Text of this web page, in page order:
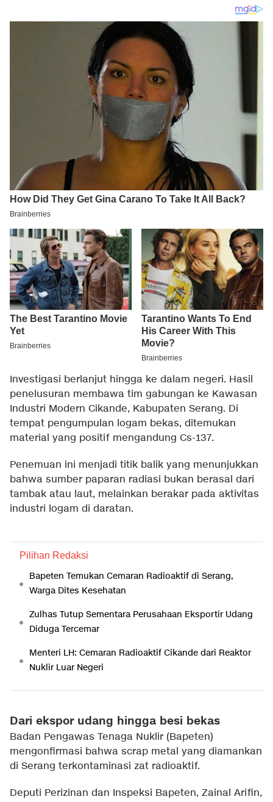
Investigasi berlanjut hingga ke dalam negeri. Hasil
penelusuran membawa tim gabungan ke Kawasan
Industri Modern Cikande, Kabupaten Serang. Di
tempat pengumpulan logam bekas, ditemukan
material yang positif mengandung Cs-137.
Penemuan ini menjadi titik balik yang menunjukkan
bahwa sumber paparan radiasi bukan berasal dari
tambak atau laut, melainkan berakar pada aktivitas
industri logam di daratan.
Pilihan Redaksi
Bapeten Temukan Cemaran Radioaktif di Serang,
Warga Dites Kesehatan
Zulhas Tutup Sementara Perusahaan Eksportir Udang
Diduga Tercemar
Menteri LH: Cemaran Radioaktif Cikande dari Reaktor
Nuklir Luar Negeri
Dari ekspor udang hingga besi bekas
Badan Pengawas Tenaga Nuklir (Bapeten)
mengonfirmasi bahwa scrap metal yang diamankan
di Serang terkontaminasi zat radioaktif.
Deputi Perizinan dan Inspeksi Bapeten, Zainal Arifin,